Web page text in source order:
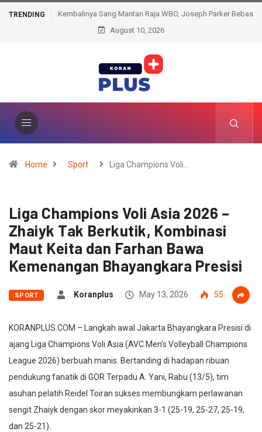
TRENDING
Kembalinya Sang Mantan Raja WBO, Joseph Parker Bebas
Hukuman, Siap Mengacak-acak Kelas Berat
August 10, 2026
Home Sport Liga Champions Voli…
Liga Champions Voli Asia 2026 –
Zhaiyk Tak Berkutik, Kombinasi
Maut Keita dan Farhan Bawa
Kemenangan Bhayangkara Presisi
SPORT Koranplus May 13, 2026 55
KORANPLUS.COM – Langkah awal Jakarta Bhayangkara Presisi di
ajang Liga Champions Voli Asia (AVC Men’s Volleyball Champions
League 2026) berbuah manis. Bertanding di hadapan ribuan
pendukung fanatik di GOR Terpadu A. Yani, Rabu (13/5), tim
asuhan pelatih Reidel Toiran sukses membungkam perlawanan
sengit Zhaiyk dengan skor meyakinkan 3-1 (25-19, 25-27, 25-19,
dan 25-21).